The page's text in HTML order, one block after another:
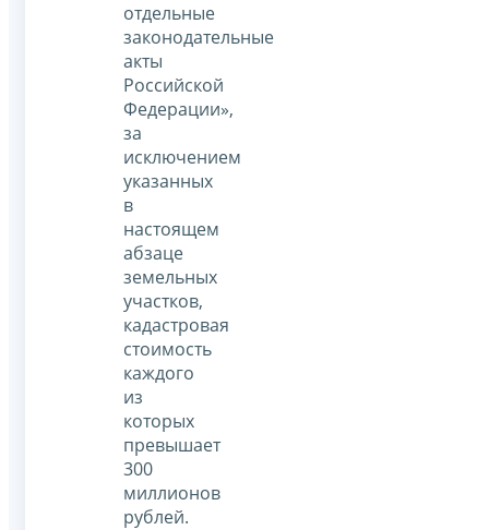
отдельные
законодательные
акты
Российской
Федерации»,
за
исключением
указанных
в
настоящем
абзаце
земельных
участков,
кадастровая
стоимость
каждого
из
которых
превышает
300
миллионов
рублей.